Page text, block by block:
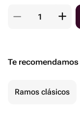
Te recomendamos
Ramos clásicos